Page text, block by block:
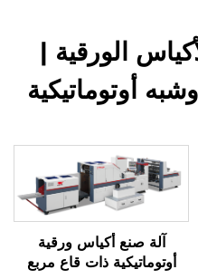
الورقية |
أوتوماتيكية
آلة صنع أكياس ورقية
أوتوماتيكية ذات قاع مربع